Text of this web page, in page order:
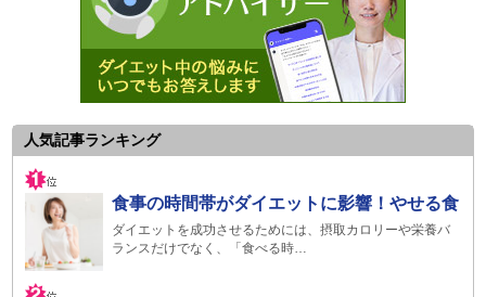
人気記事ランキング
食事の時間帯がダイエットに影響！やせる食
ダイエットを成功させるためには、摂取カロリーや栄養バ
ランスだけでなく、「食べる時…